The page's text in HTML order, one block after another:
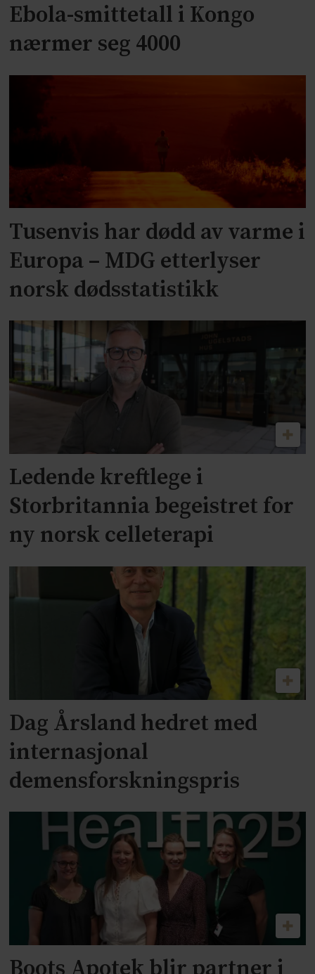
Ebola-smittetall i Kongo
nærmer seg 4000
Tusenvis har dødd av varme i
Europa – MDG etterlyser
norsk dødsstatistikk
Ledende kreftlege i
Storbritannia begeistret for
ny norsk celleterapi
Dag Årsland hedret med
internasjonal
demensforskningspris